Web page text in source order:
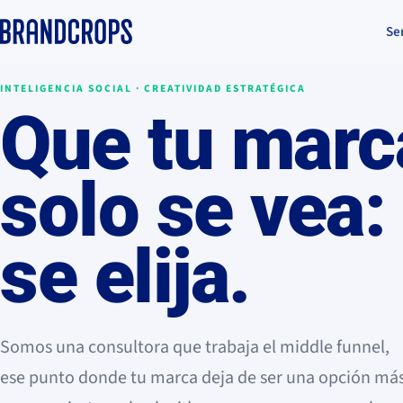
INTELIGENCIA SOCIAL · CREATIVIDAD ESTRATÉGICA
Que tu
solo se vea:
se elija.
Somos una consultora que trabaja elmiddle funnel,
ese punto donde tu marca deja de ser una opción